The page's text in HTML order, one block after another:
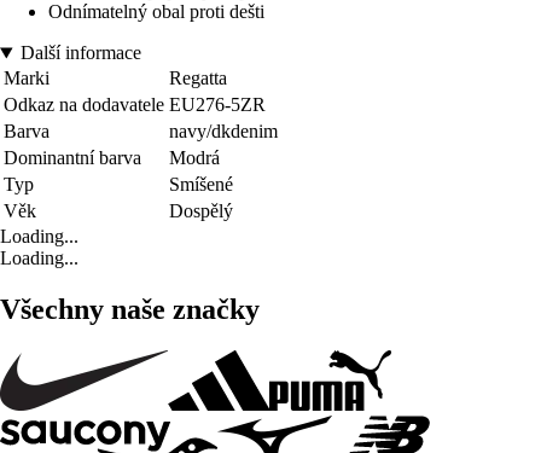
Odnímatelný obal proti dešti
Další informace
Marki
Regatta
Odkaz na dodavatele EU276-5ZR
Barva
navy/dkdenim
Dominantní barva
Modrá
Typ
Smíšené
Věk
Dospělý
Loading...
Loading...
Všechny naše značky